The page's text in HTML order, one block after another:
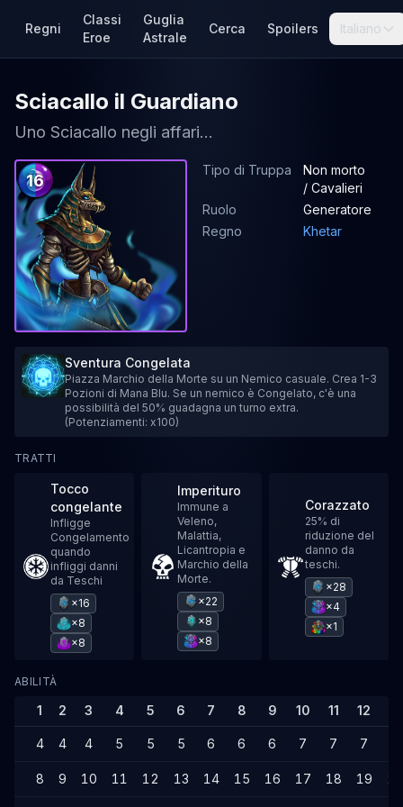
Regni
Classi
Eroe
Guglia
Astrale
Cerca Spoilers Italiano
Sciacallo il Guardiano
Uno Sciacallo negli affari...
16
Tipo di Truppa
Non morto
/ Cavalieri
Ruolo
Generatore
Regno
Khetar
Sventura Congelata
Piazza Marchio della Morte su un Nemico casuale. Crea 1-3
Pozioni di Mana Blu. Se un nemico è Congelato, c'è una
possibilità del 50% guadagna un turno extra.
(Potenziamenti: x100)
TRATTI
Tocco
congelante
Infligge
Congelamento
quando
infliggi danni
da Teschi
×16
×8
×8
Imperituro
Immune a
Veleno,
Malattia,
Licantropia e
Marchio della
Morte.
×22
×8
×8
Corazzato
25% di
riduzione del
danno da
teschi.
×28
×4
×1
ABILITÀ
1 2 3 4 5 6 7 8 9 10 11 12
4 4 4 5 5 5 6 6 6 7 7 7
8 9 10 11 12 13 14 15 16 17 18 19 20